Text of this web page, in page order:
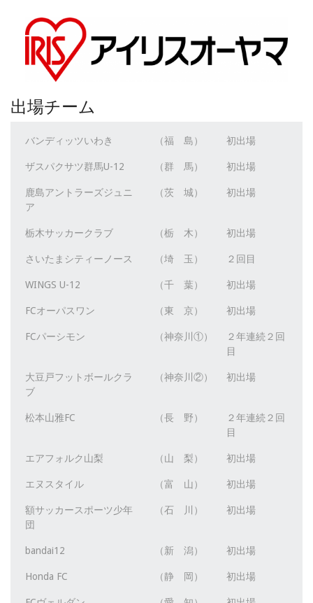
出場チーム
バンディッツいわき （福 島） 初出場
ザスパクサツ群馬U-12 （群 馬） 初出場
鹿島アントラーズジュニ
ア
（茨 城） 初出場
栃木サッカークラブ （栃 木） 初出場
さいたまシティーノース （埼 玉） ２回目
WINGS U-12 （千 葉） 初出場
FCオーパスワン （東 京） 初出場
FCパーシモン （神奈川①）
２年連続２回
目
大豆戸フットボールクラ
ブ
（神奈川②） 初出場
松本山雅FC （長 野）
２年連続２回
目
エアフォルク山梨 （山 梨） 初出場
エヌスタイル （富 山） 初出場
額サッカースポーツ少年
団
（石 川） 初出場
bandai12 （新 潟） 初出場
Honda FC （静 岡） 初出場